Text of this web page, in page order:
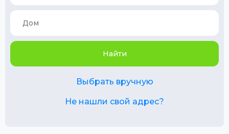
Найти
Выбрать вручную
Не нашли свой адрес?